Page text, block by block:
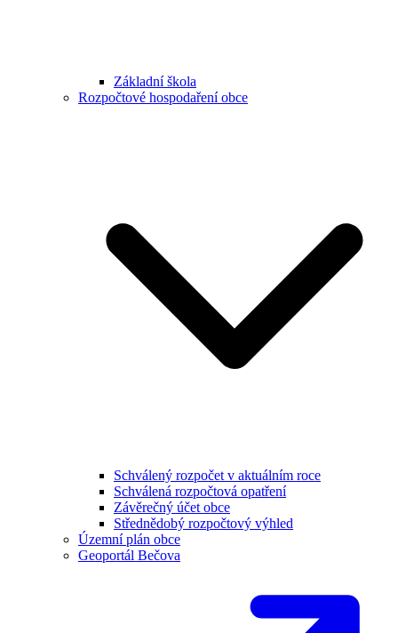
Základní škola
Rozpočtové hospodaření obce
Schválený rozpočet v aktuálním roce
Schválená rozpočtová opatření
Závěrečný účet obce
Střednědobý rozpočtový výhled
Územní plán obce
Geoportál Bečova